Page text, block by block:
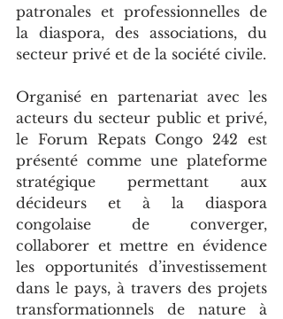
patronales et professionnelles de
la diaspora, des associations, du
secteur privé et de la société civile.
Organisé en partenariat avec les
acteurs du secteur public et privé,
le Forum Repats Congo 242 est
présenté comme une plateforme
stratégique permettant aux
décideurs et à la diaspora
congolaise de converger,
collaborer et mettre en évidence
les opportunités d’investissement
dans le pays, à travers des projets
transformationnels de nature à